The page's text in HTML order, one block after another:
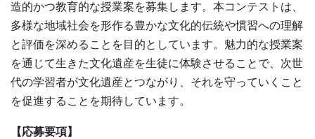
造的かつ教育的な授業案を募集します。本コンテストは、
多様な地域社会を形作る豊かな文化的伝統や慣習への理解
と評価を深めることを目的としています。魅力的な授業案
を通じて生きた文化遺産を生徒に体験させることで、次世
代の学習者が文化遺産とつながり、それを守っていくこと
を促進することを期待しています。
【応募要項】